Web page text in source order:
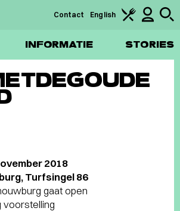
INFORMATIE STORIES
Contact English
2018
Turfsingel 86
gaat open
voorstelling